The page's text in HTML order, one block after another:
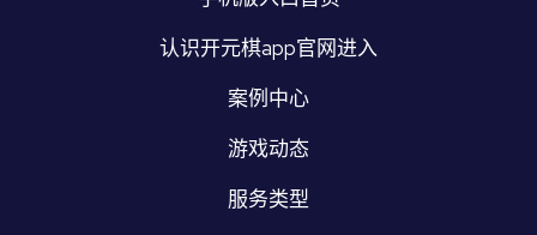
认识开元棋app官网进入
案例中心
游戏动态
服务类型